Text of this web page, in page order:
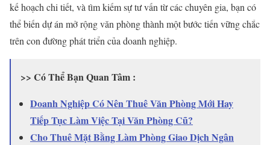
kế hoạch chi tiết, và tìm kiếm sự tư vấn từ các chuyên gia, bạn có
thể biến dự án mở rộng văn phòng thành một bước tiến vững chắc
trên con đường phát triển của doanh nghiệp.
>> Có Thể Bạn Quan Tâm :
Doanh Nghiệp Có Nên Thuê Văn Phòng Mới Hay
Tiếp Tục Làm Việc Tại Văn Phòng Cũ?
Cho Thuê Mặt Bằng Làm Phòng Giao Dịch Ngân